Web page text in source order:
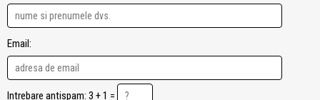
Email:
Intrebare antispam: 3 + 1 =